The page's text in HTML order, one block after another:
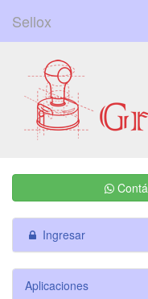
Sellox
Ingresar
Aplicaciones